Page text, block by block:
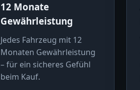
12 Monate
Gewährleistung
Jedes Fahrzeug mit 12
Monaten Gewährleistung
– für ein sicheres Gefühl
beim Kauf.